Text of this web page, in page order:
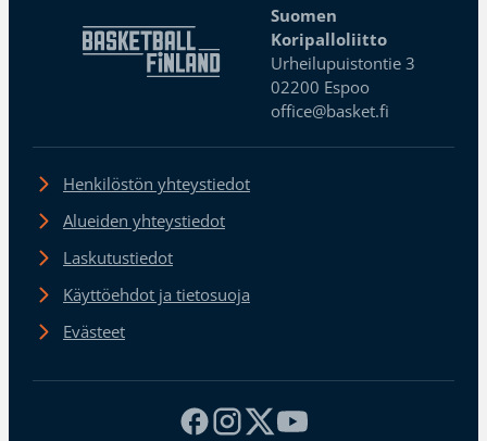
Suomen
Koripalloliitto
Urheilupuistontie 3
02200 Espoo
office@basket.fi
Henkilöstön yhteystiedot
Alueiden yhteystiedot
Laskutustiedot
Käyttöehdot ja tietosuoja
Evästeet